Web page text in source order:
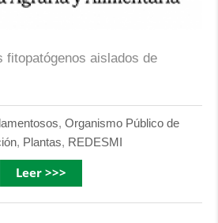
fitopatógenos aislados de
, Organismo Público de
, Plantas, REDESMI
Leer >>>